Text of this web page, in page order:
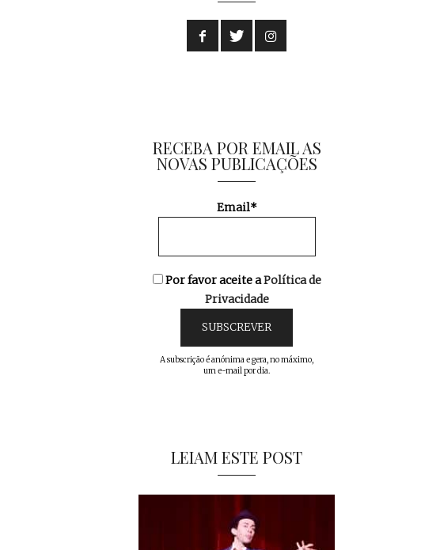
RECEBA POR EMAIL AS
NOVAS PUBLICAÇÕES
Email*
Por favor aceite aPolítica de
Privacidade
A subscrição é anónima e gera, no máximo,
um e-mail por dia.
LEIAM ESTE POST